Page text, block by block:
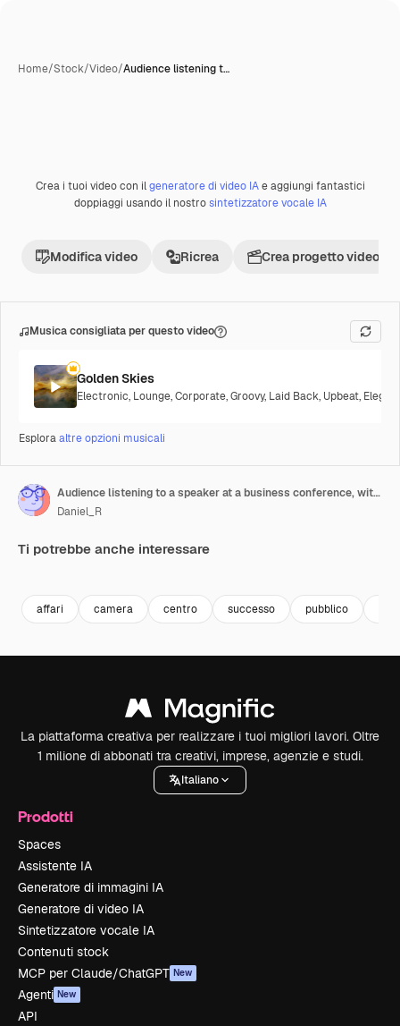
Home/Stock/Video/Audience listening t…
PremiumCreata con IA
Crea i tuoi video con ilgeneratore di video IAe aggiungi fantastici
doppiaggi usando il nostrosintetizzatore vocale IA
Modifica video Ricrea Crea progetto video
Musica consigliata per questo video
Golden Skies
Electronic, Lounge,Corporate,Groovy, Laid Back, Upbeat,
Esploraaltre opzioni musicali
Audience listening to a speaker at a business conference, with entrepreneurs and businessmen engaging in professional development and networking in a corporate setting
Daniel_R
Ti potrebbe anche interessare
affari camera centro successo pubblico
La piattaforma creativa per realizzare i tuoi migliori lavori. Oltre
1 milione di abbonati tra creativi, imprese, agenzie e studi.
Italiano
Prodotti
Spaces
Assistente IA
Generatore di immagini IA
Generatore di video IA
Sintetizzatore vocale IA
Contenuti stock
MCP per Claude/ChatGPT New
Agenti New
API